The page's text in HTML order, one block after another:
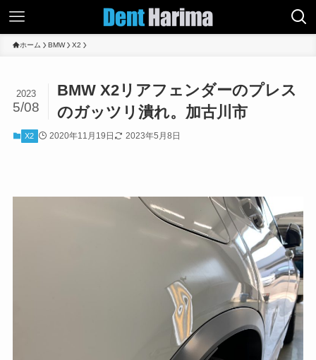
ホーム BMW X2
BMW X2リアフェンダーのプレス
のガッツリ潰れ。加古川市
2023
5/08
X2 2020年11月19日 2023年5月8日